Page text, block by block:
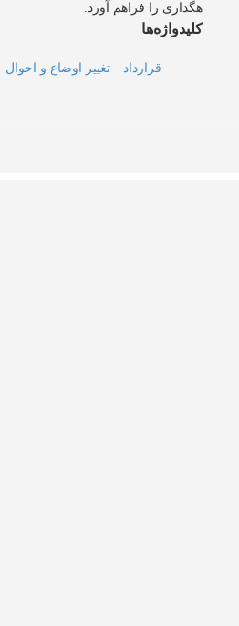
هگذاری را فراهم آورد.
کلیدواژه‌ها
قرارداد تغییر اوضاع و احوال